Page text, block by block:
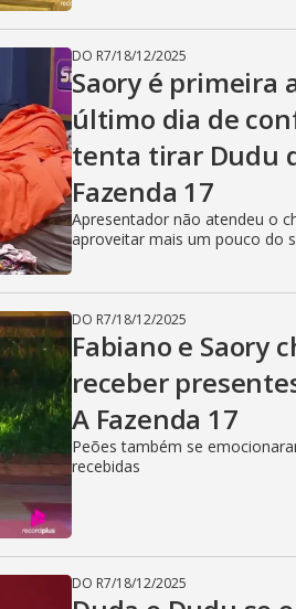
DO R7/18/12/2025
Saory é primeira
último dia de
tenta tirar Dudu
Fazenda 17
Apresentador não atendeu o
aproveitar mais um pouco do
DO R7/18/12/2025
Fabiano e Saory
receber
A Fazenda 17
Peões também se
recebidas
DO R7/18/12/2025